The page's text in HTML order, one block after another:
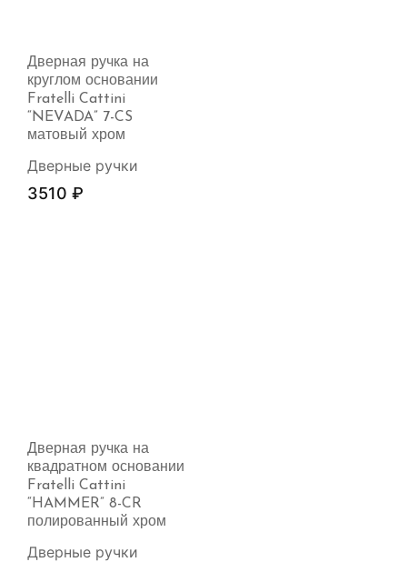
Дверная ручка на
круглом основании
Fratelli Cattini
“NEVADA” 7-CS
матовый хром
Дверные ручки
3510 ₽
Дверная ручка на
квадратном основании
Fratelli Cattini
“HAMMER” 8-CR
полированный хром
Дверные ручки